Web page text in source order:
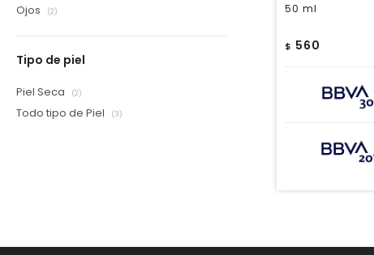
50 ml
$ 560
Ojos (2)
Tipo de piel
Piel Seca (2)
Todo tipo de Piel (3)